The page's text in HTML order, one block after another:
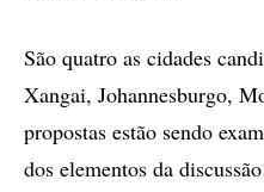
São quatro as cidades
Xangai, Johannesburgo,
propostas estão sendo
dos elementos da